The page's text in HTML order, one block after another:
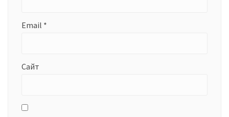
Email *
Сайт